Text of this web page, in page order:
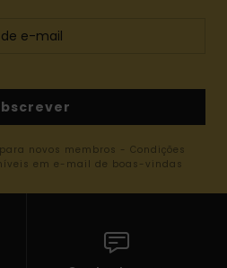
novos membros - Condições
em e-mail de boas-vindas